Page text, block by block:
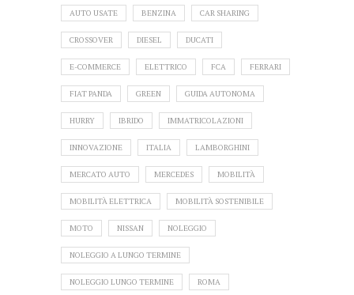
AUTO USATE BENZINA CAR SHARING
CROSSOVER DIESEL DUCATI
E-COMMERCE ELETTRICO FCA FERRARI
FIAT PANDA GREEN GUIDA AUTONOMA
HURRY IBRIDO IMMATRICOLAZIONI
INNOVAZIONE ITALIA LAMBORGHINI
MERCATO AUTO MERCEDES MOBILITÀ
MOBILITÀ ELETTRICA MOBILITÀ SOSTENIBILE
MOTO NISSAN NOLEGGIO
NOLEGGIO A LUNGO TERMINE
NOLEGGIO LUNGO TERMINE ROMA